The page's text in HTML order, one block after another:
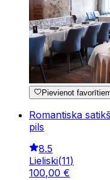
Pievienot
Romantiska
pils
8.5
Lieliski(11)
100,00 €